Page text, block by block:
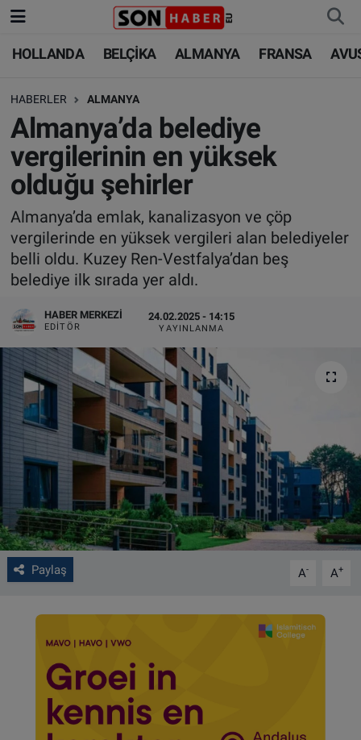
HOLLANDA BELÇİKA ALMANYA FRANSA
HABERLER ALMANYA
Almanya’da belediye
vergilerinin en yüksek
olduğu şehirler
Almanya’da emlak, kanalizasyon ve çöp
vergilerinde en yüksek vergileri alan belediyeler
belli oldu. Kuzey Ren-Vestfalya’dan beş
belediye ilk sırada yer aldı.
HABER MERKEZI
EDITÖR
24.02.2025 - 14:15
YAYINLANMA
Paylaş A- A+
HOLLANDA
BELÇİKA
ALMANYA
FRANSA
AVUSTURYA
SAĞLIK - YAŞAM
BİLİM-TEKNOLOJİ
HOLLANDA
BELÇİKA
ALMANYA
TÜRKİYE
DÜNYA
BİLİM-TEKNOLOJİ
SAĞLIK
FOTO GALERİ
VIDEO GALERİ
ALGEMENE VOORWAARDEN
CONTACT
Çerez Politikası
Nöbetçi Eczaneler
Hava Durumu
Trafik Durumu
Süper Lig Puan Durumu ve Fikstür
Tüm Manşetler
Son Dakika Haberleri
Haber Arşivi